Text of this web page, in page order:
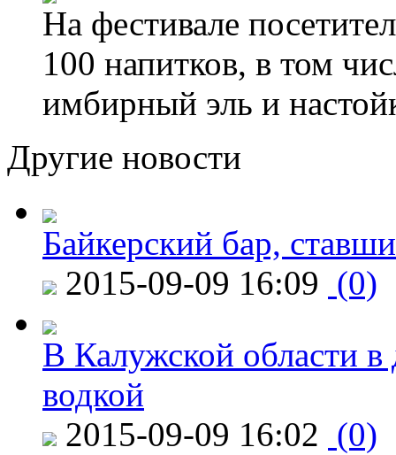
На фестивале
100 напитков, в том
имбирный эль и
Другие новости
Байкерский бар,
2015-09-09 16:09 (0)
В Калужской области в
водкой
2015-09-09 16:02 (0)